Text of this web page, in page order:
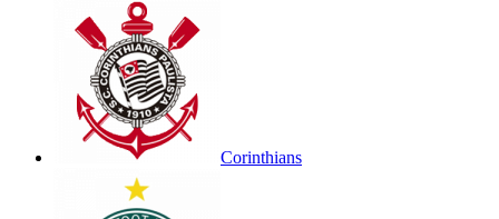
Corinthians